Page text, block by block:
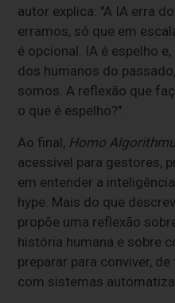
autor explica: "A IA erra
erramos, só que em
é opcional. IA é espelho
dos humanos do
somos. A reflexão que
o que é espelho?".
Ao final, Homo
acessível para gestores,
em entender a
hype. Mais do que
propõe uma reflexão
história humana e sobre
preparar para conviver,
com sistemas